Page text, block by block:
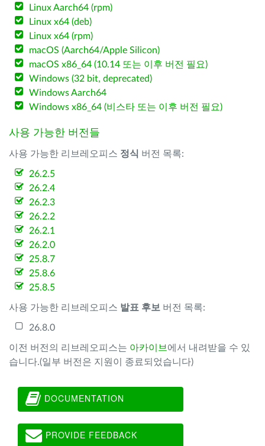
Linux Aarch64 (rpm)
Linux x64 (deb)
Linux x64 (rpm)
macOS (Aarch64/Apple Silicon)
macOS x86_64 (10.14 또는 이후 버전 필요)
Windows (32 bit, deprecated)
Windows Aarch64
Windows x86_64 (비스타 또는 이후 버전 필요)
사용 가능한 버전들
사용 가능한 리브레오피스 정식 버전 목록:
26.2.5
26.2.4
26.2.3
26.2.2
26.2.1
26.2.0
25.8.7
25.8.6
25.8.5
사용 가능한 리브레오피스 발표 후보 버전 목록:
26.8.0
이전 버전의 리브레오피스는 아카이브 에서 내려받을 수 있
습니다.(일부 버전은 지원이 종료되었습니다)
DOCUMENTATION
PROVIDE FEEDBACK